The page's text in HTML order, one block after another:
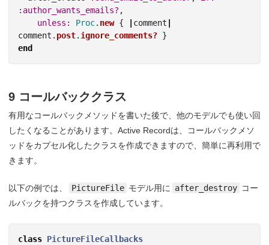
:author_wants_emails? ,
unless: Proc. new { comment
comment . post. ignore_comments? }
end
9 コールバッククラス
有用なコールバックメソッドを書いた後で、他のモデルでも使い回
したくなることがあります。Active Recordは、コールバックメソ
ッドをカプセル化したクラスを作成できますので、簡単に再利用で
きます。
以下の例では、 PictureFile モデル用に after_destroy コー
ルバックを持つクラスを作成しています。
class PictureFileCallbacks